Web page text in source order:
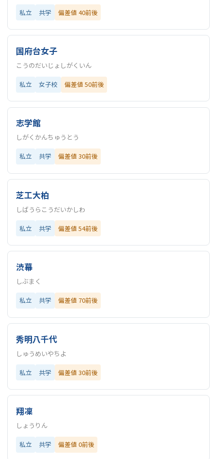
私立 共学 偏差値 40前後
国府台女子
こうのだいじょしがくいん
私立 女子校 偏差値 50前後
志学館
しがくかんちゅうとう
私立 共学 偏差値 30前後
芝工大柏
しばうらこうだいかしわ
私立 共学 偏差値 54前後
渋幕
しぶまく
私立 共学 偏差値 70前後
秀明八千代
しゅうめいやちよ
私立 共学 偏差値 30前後
翔凜
しょうりん
私立 共学 偏差値 0前後